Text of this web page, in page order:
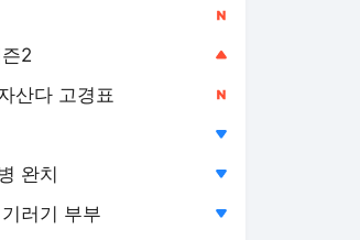
2
산다 고경표
완치
러기 부부